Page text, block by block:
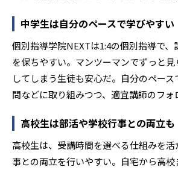
中学生は自分のペースで学びやすい
個別指導学院NEXTは1:4の個別指導で
を保ちやすい。マンツーマンでずっと
してしまう生徒も安心だ。自分のペー
問などに取り組みつつ、適宜講師のフォ
高校生は部活や学校行事との両立も
高校生は、受講時間を選べる仕組みを
事との両立を行いやすい。自宅から高